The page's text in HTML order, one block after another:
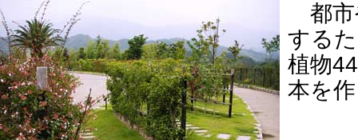
都市
する
植物
本を